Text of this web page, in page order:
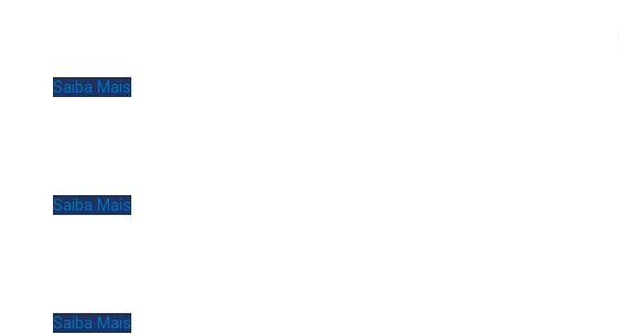
Saiba Mais
Saiba Mais
Saiba Mais